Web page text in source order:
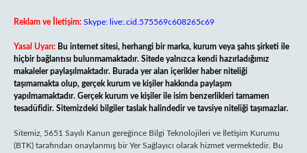
Reklam ve İletişim: Skype: live:.cid.575569c608265c69
Yasal Uyarı: Bu internet sitesi, herhangi bir marka, kurum veya şahıs şirketi ile
hiçbir bağlantısı bulunmamaktadır. Sitede yalnızca kendi hazırladığımız
makaleler paylaşılmaktadır. Burada yer alan içerikler haber niteliği
taşımamakta olup, gerçek kurum ve kişiler hakkında paylaşım
yapılmamaktadır. Gerçek kurum ve kişiler ile isim benzerlikleri tamamen
tesadüfidir. Sitemizdeki bilgiler taslak halindedir ve tavsiye niteliği taşımazlar.
Sitemiz, 5651 Sayılı Kanun gereğince Bilgi Teknolojileri ve İletişim Kurumu
(BTK) tarafından onaylanmış bir Yer Sağlayıcı olarak hizmet vermektedir. Bu